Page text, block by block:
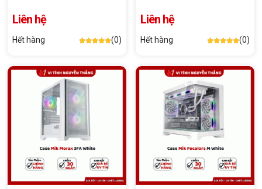
Liên hệ
Hết hàng (0)
Liên hệ
Hết hàng (0)